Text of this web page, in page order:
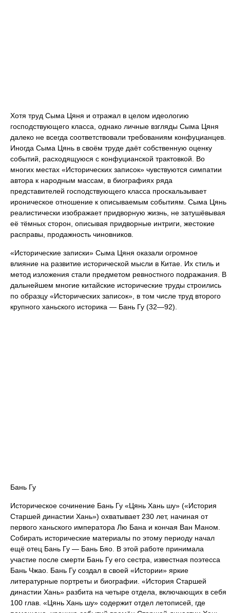
Хотя труд Сыма Цяня и отражал в целом идеологию
господствующего класса, однако личные взгляды Сыма Цяня
далеко не всегда соответствовали требованиям конфуцианцев.
Иногда Сыма Цянь в своём труде даёт собственную оценку
событий, расходящуюся с конфуцианской трактовкой. Во
многих местах «Исторических записок» чувствуются симпатии
автора к народным массам, в биографиях ряда
представителей господствующего класса проскальзывает
ироническое отношение к описываемым событиям. Сыма Цянь
реалистически изображает придворную жизнь, не затушёвывая
её тёмных сторон, описывая придворные интриги, жестокие
расправы, продажность чиновников.
«Исторические записки» Сыма Цяня оказали огромное
влияние на развитие исторической мысли в Китае. Их стиль и
метод изложения стали предметом ревностного подражания. В
дальнейшем многие китайские исторические труды строились
по образцу «Исторических записок», в том числе труд второго
крупного ханьского историка — Бань Гу (32—92).
Бань Гу
Историческое сочинение Бань Гу «Цянь Хань шу» («История
Старшей династии Хань») охватывает 230 лет, начиная от
первого ханьского императора Лю Бана и кончая Ван Маном.
Собирать исторические материалы по этому периоду начал
ещё отец Бань Гу — Бань Бяо. В этой работе принимала
участие после смерти Бань Гу его сестра, известная поэтесса
Бань Чжао. Бань Гу создал в своей «Истории» яркие
литературные портреты и биографии. «История Старшей
династии Хань» разбита на четыре отдела, включающих в себя
100 глав. «Цянь Хань шу» содержит отдел летописей, где